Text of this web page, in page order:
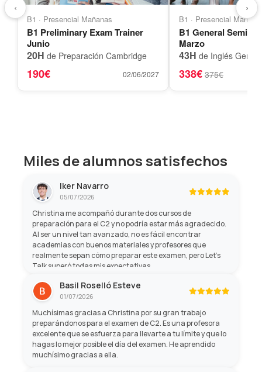
B1 · Presencial Mañanas
B1 Preliminary Exam Trainer
Junio
20H de Preparación Cambridge
190€ 02/06/2027
B1 · Presencial
B1 General Semi-
Marzo
43H de Inglés
338€ 375€
‹ ›
Miles de alumnos satisfechos
Iker Navarro
05/07/2026
Christina me acompañó durante dos cursos de
preparación para el C2 y no podría estar más agradecido.
Al ser un nivel tan avanzado, no es fácil encontrar
academias con buenos materiales y profesores que
realmente sepan cómo preparar este examen, pero Let's
Talk superó todas mis expectativas.
Basil Roselló Esteve
01/07/2026
Muchísimas gracias a Christina por su gran trabajo
preparándonos para el examen de C2. Es una profesora
excelente que se esfuerza para llevarte a tu límite y que lo
hagas lo mejor posible el día del examen. He aprendido
muchísimo gracias a ella.